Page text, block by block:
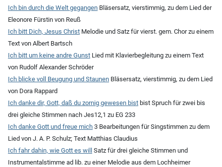
Ich bin durch die Welt gegangen Bläsersatz, vierstimmig, zu dem Lied der
Eleonore Fürstin von Reuß
Ich bitt Dich, Jesus Christ Melodie und Satz für vierst. gem. Chor zu einem
Text von Albert Bartsch
Ich bitt um keine andre Gunst Lied mit Klavierbegleitung zu einem Text
von Rudolf Alexander Schröder
Ich blicke voll Beugung und Staunen Bläsersatz, vierstimmig, zu dem Lied
von Dora Rappard
Ich danke dir, Gott, daß du zornig gewesen bist bist Spruch für zwei bis
drei gleiche Stimmen nach Jes12,1 zu EG 233
Ich danke Gott und freue mich 3 Bearbeitungen für Singstimmen zu dem
Lied von J. A. P. Schulz; Text Matthias Claudius
Ich fahr dahin, wie Gott es will Satz für drei gleiche Stimmen und
Instrumentalstimme ad lib. zu einer Melodie aus dem Lochheimer